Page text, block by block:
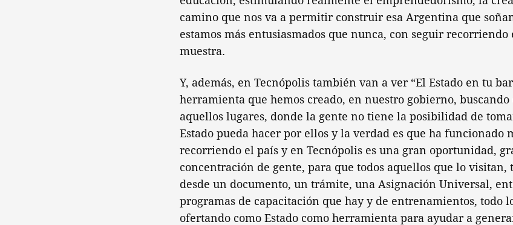
camino que nos va a permitir construir esa Argentina que
estamos más entusiasmados que nunca, con seguir recorriendo
muestra.
Y, además, en Tecnópolis también van a ver “El Estado en tu
herramienta que hemos creado, en nuestro gobierno, buscando
aquellos lugares, donde la gente no tiene la posibilidad de
Estado pueda hacer por ellos y la verdad es que ha funcionado
recorriendo el país y en Tecnópolis es una gran oportunidad,
concentración de gente, para que todos aquellos que lo
desde un documento, un trámite, una Asignación Universal,
programas de capacitación que hay y de entrenamientos, todo
ofertando como Estado como herramienta para ayudar a